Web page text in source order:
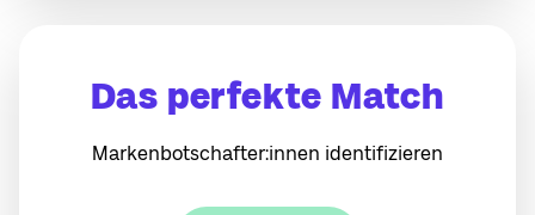
Das perfekte Match
Markenbotschafter:innen identifizieren